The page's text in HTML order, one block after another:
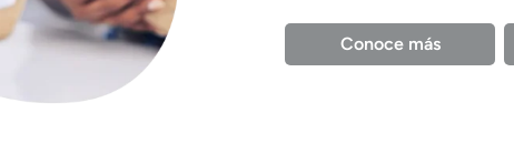
Conoce más